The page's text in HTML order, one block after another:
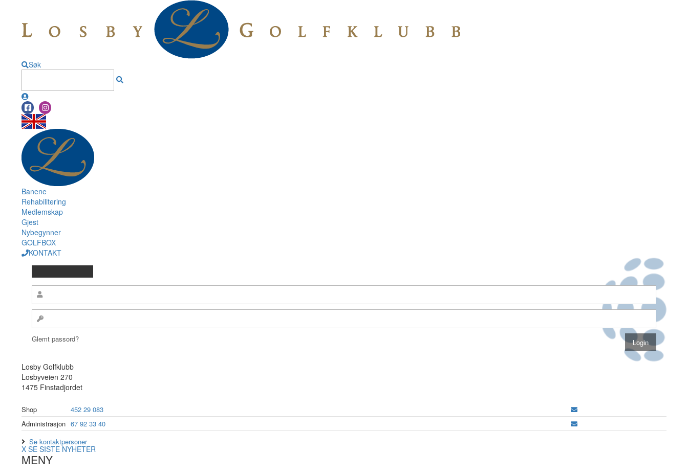
Søk
Banene
Rehabilitering
Medlemskap
Gjest
Nybegynner
GOLFBOX
KONTAKT
Glemt passord?
Losby Golfklubb
Losbyveien 270
1475 Finstadjordet
Shop
452 29 083
Administrasjon 67 92 33 40
Se kontaktpersoner
X SE SISTE NYHETER
MENY